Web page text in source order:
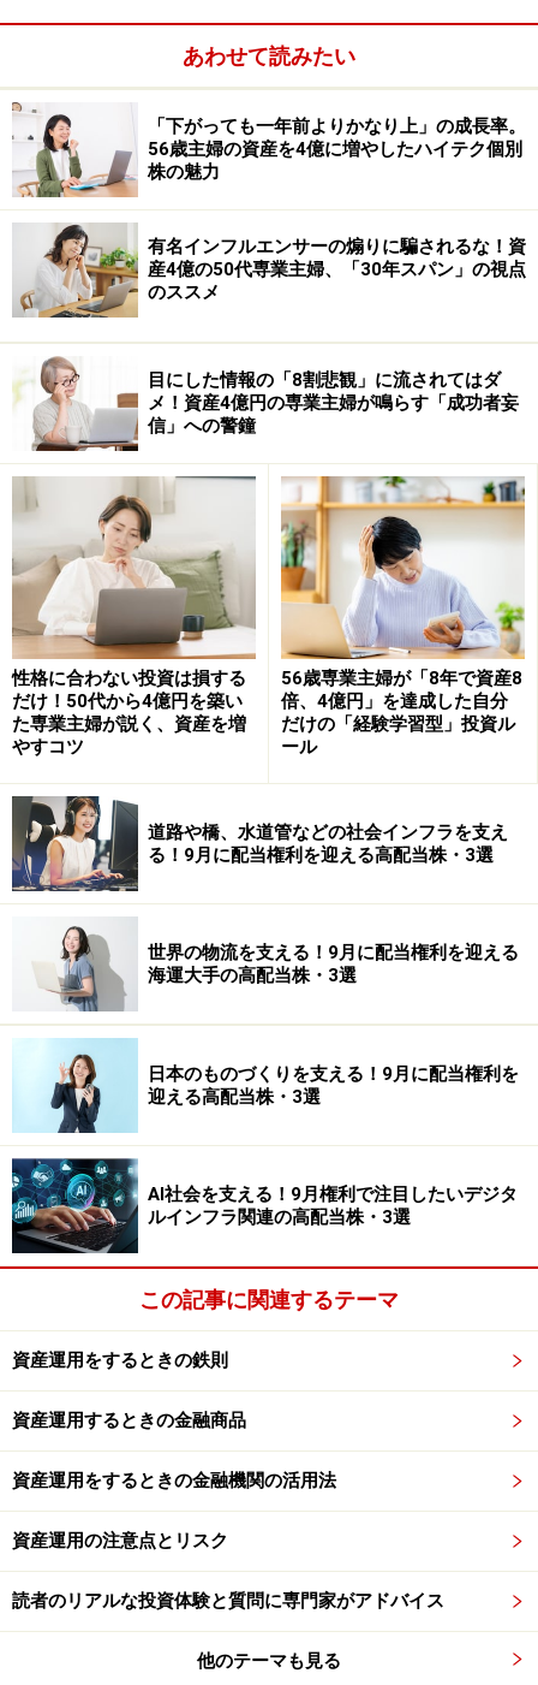
現在の”低迷”したマーケット環境の3％運用が続いたとし
た……
必要な投資額は？
毎月71,542円という答えが出ました。
約7万円ですね！
毎月7万円で国際分散投資を10年間続ければ、資産は
1000万円に増えるのです。ただ、投資もしないでタンス
貯金していたら、840万円にしかならないのですから、
160万円のボーナスは魅力的ではないでしょうか？
1000万円は7年ちょっとで作れるかも？
年3％の株価上昇率なら、資産1,000万円は毎月7万円を
10年間投資しつづければ作れます。しかも、この収益率
化したならば、1,000万円到達には10年もかからないこ
とが予想されます。20世紀の日米の株価の上昇率は平均
で8％でしたから、それが実現すれば、毎月6万円が1000
万円に到達するには7年と5ヶ月という計算結果です。
いかがでしょうか？
希望が持てる投資プランだと思われる方は、具体的な投
資方法を研究してみてください。私は、以下の記事の国
際分散の積立投資をおススメしています。
今日からでも1000万円を目指す資産運用を始めてみまし
ょう。
正しい国際分散投資、5つのステップ
※記事内容は執筆時点のものです。最新の内容をご確認くださ
本記事の内容は一般的な情報提供を目的としており、特定の金融
商品や投資行動を推奨するものではありません。
掲載情報の正確性・完全性については十分に配慮しております
などについて当社は一切の責任を負いません。
最新の情報や詳細については、必ず各金融機関やサービス提供者
の公式情報をご確認ください。
【編集部おすすめの購入サイト】
Amazonで資産運用の書籍をチェック！
あわせて読みたい
「下がっても一年前よりかなり上」の成長率。
56歳主婦の資産を4億に増やしたハイテク個別
株の魅力
有名インフルエンサーの煽りに騙されるな！資
産4億の50代専業主婦、「30年スパン」の視点
のススメ
目にした情報の「8割悲観」に流されてはダ
メ！資産4億円の専業主婦が鳴らす「成功者妄
信」への警鐘
性格に合わない投資は損する
だけ！50代から4億円を築い
た専業主婦が説く、資産を増
やすコツ
56歳専業主婦が「8年で資産8
倍、4億円」を達成した自分
だけの「経験学習型」投資ル
ール
道路や橋、水道管などの社会インフラを支え
る！9月に配当権利を迎える高配当株・3選
世界の物流を支える！9月に配当権利を迎える
海運大手の高配当株・3選
日本のものづくりを支える！9月に配当権利を
迎える高配当株・3選
AI社会を支える！9月権利で注目したいデジタ
ルインフラ関連の高配当株・3選
この記事に関連するテーマ
資産運用をするときの鉄則
資産運用するときの金融商品
資産運用をするときの金融機関の活用法
資産運用の注意点とリスク
読者のリアルな投資体験と質問に専門家がアドバイス
他のテーマも見る